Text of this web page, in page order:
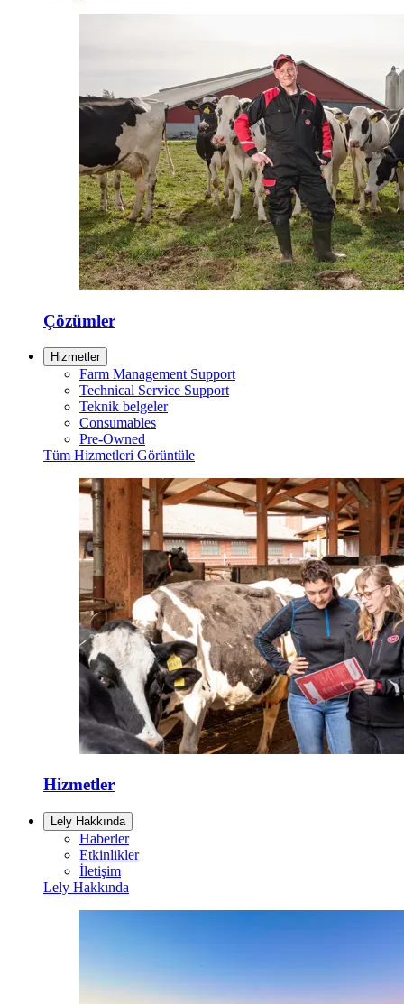
Çözümler
Hizmetler
Farm Management Support
Technical Service Support
Teknik belgeler
Consumables
Pre-Owned
Tüm Hizmetleri Görüntüle
Hizmetler
Lely Hakkında
Haberler
Etkinlikler
İletişim
Lely Hakkında